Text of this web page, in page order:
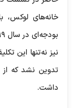
خانه‌های لوکس،
نیز نه‌تنها این
تدوین نشد که از
داشت.